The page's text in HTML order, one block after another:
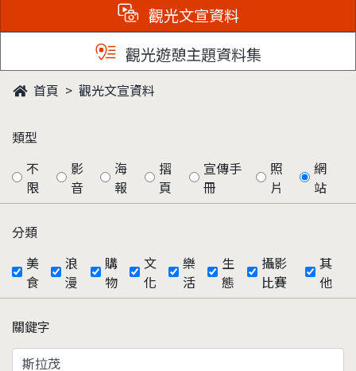
觀光文宣資料
觀光遊憩主題資料集
首頁 觀光文宣資料
類型
不
限
影
音
海
報
摺
頁
宣傳手
冊
照
片
網
站
分類
美
食
浪
漫
購
物
文
化
樂
活
生
態
攝影
比賽
其
他
關鍵字